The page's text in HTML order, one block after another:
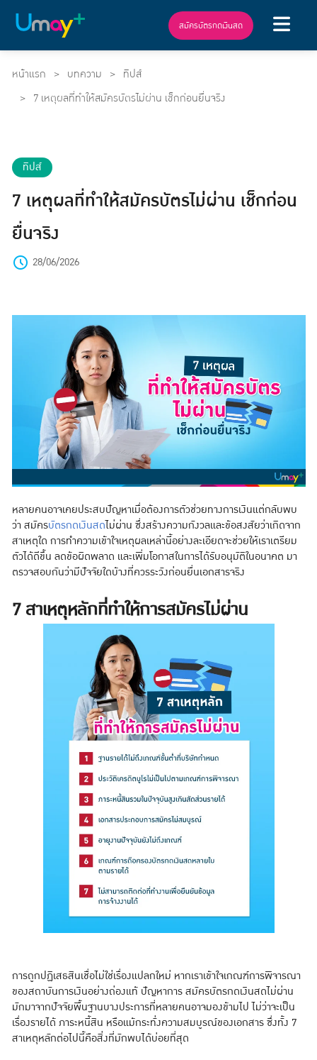
สมัครบัตรกดเงินสด
หน้าแรก บทความ
ทิปส์
7 เหตุผลที่ทำให้สมัครบัตรไม่ผ่าน เช็กก่อนยื่นจริง
ทิปส์
7 เหตุผลที่ทำให้สมัครบัตรไม่ผ่าน เช็กก่อน
ยื่นจริง
28/06/2026
หลายคนอาจเคยประสบปัญหาเมื่อต้องการตัวช่วยทางการเงินแต่กลับพบ
ว่า สมัครบัตรกดเงินสดไม่ผ่าน ซึ่งสร้างความกังวลและข้อสงสัยว่าเกิดจาก
สาเหตุใด การทำความเข้าใจเหตุผลเหล่านี้อย่างละเอียดจะช่วยให้เราเตรียม
ตัวได้ดีขึ้น ลดข้อผิดพลาด และเพิ่มโอกาสในการได้รับอนุมัติในอนาคต มา
ตรวจสอบกันว่ามีปัจจัยใดบ้างที่ควรระวังก่อนยื่นเอกสารจริง
7 สาเหตุหลักที่ทำให้การสมัครไม่ผ่าน
การถูกปฏิเสธสินเชื่อไม่ใช่เรื่องแปลกใหม่ หากเราเข้าใจเกณฑ์การพิจารณา
ของสถาบันการเงินอย่างถ่องแท้ ปัญหาการ สมัครบัตรกดเงินสดไม่ผ่าน
มักมาจากปัจจัยพื้นฐานบางประการที่หลายคนอาจมองข้ามไป ไม่ว่าจะเป็น
เรื่องรายได้ ภาระหนี้สิน หรือแม้กระทั่งความสมบูรณ์ของเอกสาร ซึ่งทั้ง 7
สาเหตุหลักต่อไปนี้คือสิ่งที่มักพบได้บ่อยที่สุด